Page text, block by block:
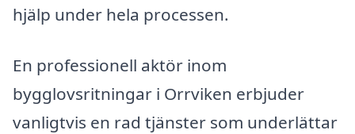
hjälp under hela processen.
En professionell aktör inom
bygglovsritningar i Orrviken erbjuder
vanligtvis en rad tjänster som underlättar